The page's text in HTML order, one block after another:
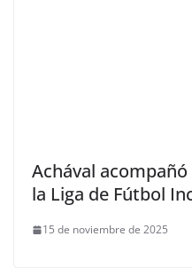
Achával
la Liga de Fútbol
15 de noviembre de 2025